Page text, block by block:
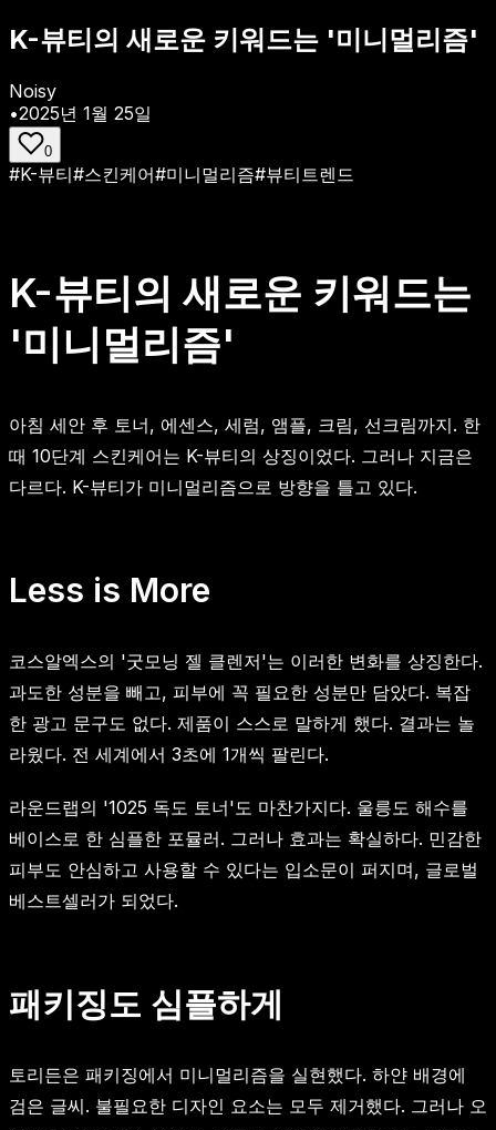
K-뷰티의 새로운 키워드는 '미니멀리즘'
Noisy
•2025년 1월 25일
0
#K-뷰티#스킨케어#미니멀리즘#뷰티트렌드
K-뷰티의 새로운 키워드는
'미니멀리즘'
아침 세안 후 토너, 에센스, 세럼, 앰플, 크림, 선크림까지. 한
때 10단계 스킨케어는 K-뷰티의 상징이었다. 그러나 지금은
다르다. K-뷰티가 미니멀리즘으로 방향을 틀고 있다.
Less is More
코스알엑스의 '굿모닝 젤 클렌저'는 이러한 변화를 상징한다.
과도한 성분을 빼고, 피부에 꼭 필요한 성분만 담았다. 복잡
한 광고 문구도 없다. 제품이 스스로 말하게 했다. 결과는 놀
라웠다. 전 세계에서 3초에 1개씩 팔린다.
라운드랩의 '1025 독도 토너'도 마찬가지다. 울릉도 해수를
베이스로 한 심플한 포뮬러. 그러나 효과는 확실하다. 민감한
피부도 안심하고 사용할 수 있다는 입소문이 퍼지며, 글로벌
베스트셀러가 되었다.
패키징도 심플하게
토리든은 패키징에서 미니멀리즘을 실현했다. 하얀 배경에
검은 글씨. 불필요한 디자인 요소는 모두 제거했다. 그러나 오